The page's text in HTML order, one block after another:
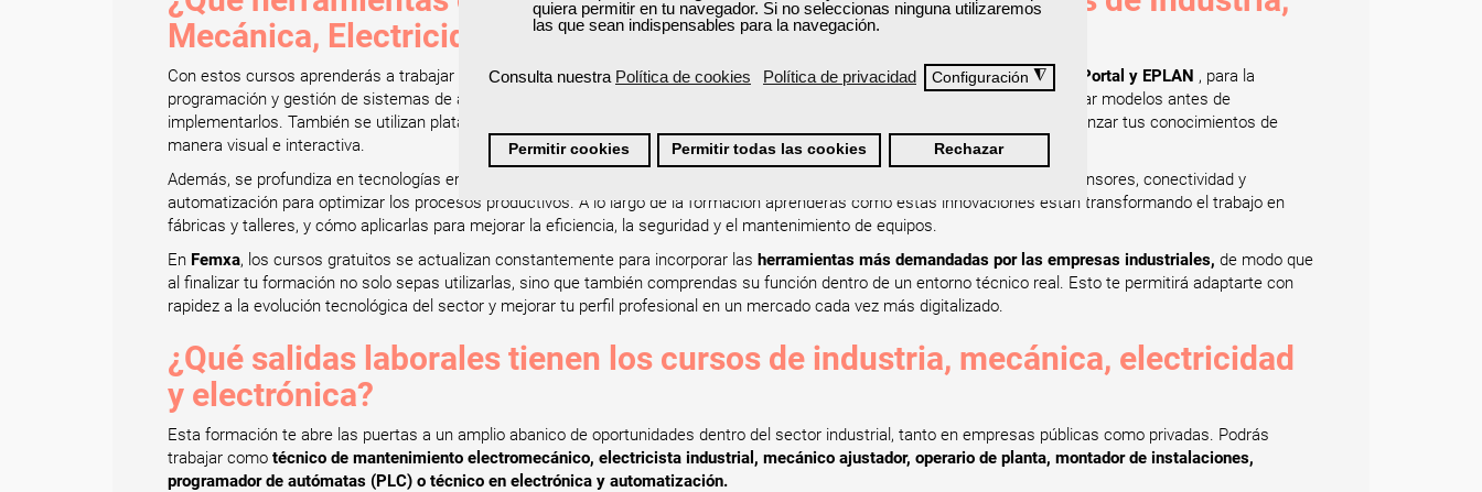
quiera permitir en tu navegador. Si no seleccionas ninguna utilizaremos
las que sean indispensables para la navegación.
Consulta nuestra Política de cookies Política de privacidad Configuración ◮
Permitir cookies Permitir todas las cookies Rechazar
Mecánica, Electricidad y Electrónica?
Con estos cursos aprenderás a trabajar con programas comoAutoCAD, para el diseño de planos eléctricos o mecánicos; TIA Portal y EPLAN , para la
programación y gestión de sistemas de automatización; o
, que permite crear y probar modelos antes de
implementarlos. También se utilizan plataformas de
, donde podrás practicar sin riesgo y afianzar tus conocimientos de
manera visual e interactiva.
Además, se profundiza en tecnologías emergentes como la
que combinan sensores, conectividad y
automatización para optimizar los procesos productivos. A lo largo de la formación aprenderás cómo estas innovaciones están transformando el trabajo en
fábricas y talleres, y cómo aplicarlas para mejorar la eficiencia, la seguridad y el mantenimiento de equipos.
En Femxa, los cursos gratuitos se actualizan constantemente para incorporar las herramientas más demandadas por las empresas industriales, de modo que
al finalizar tu formación no solo sepas utilizarlas, sino que también comprendas su función dentro de un entorno técnico real. Esto te permitirá adaptarte con
rapidez a la evolución tecnológica del sector y mejorar tu perfil profesional en un mercado cada vez más digitalizado.
¿Qué salidas laborales tienen los cursos de industria, mecánica, electricidad
y electrónica?
Esta formación te abre las puertas a un amplio abanico de oportunidades dentro del sector industrial, tanto en empresas públicas como privadas. Podrás
trabajar como técnico de mantenimiento electromecánico, electricista industrial, mecánico ajustador, operario de planta, montador de instalaciones,
programador de autómatas (PLC) o técnico en electrónica y automatización.